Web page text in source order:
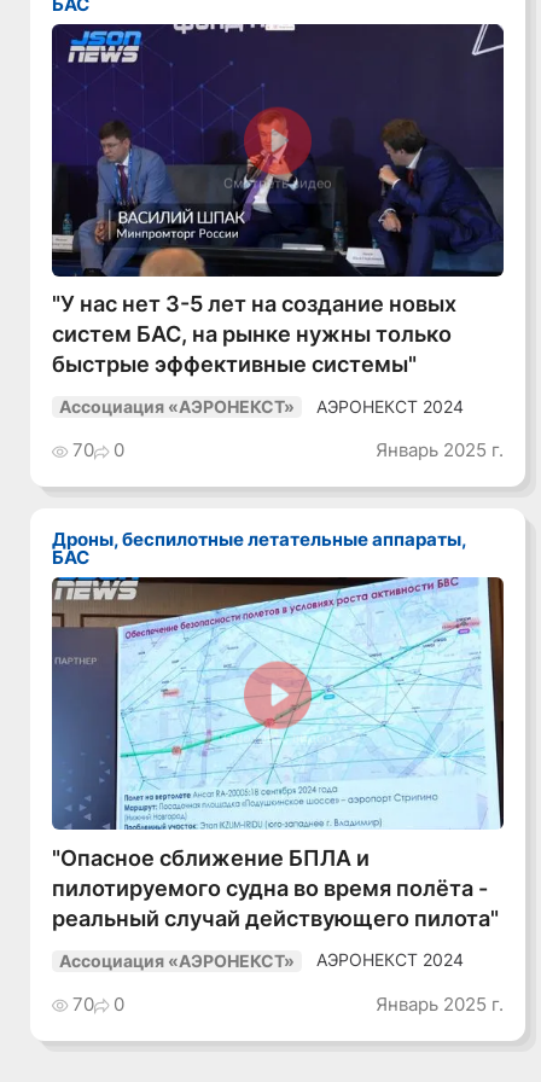
Смотреть видео
"У нас нет 3-5 лет на создание новых
систем БАС, на рынке нужны только
быстрые эффективные системы"
Ассоциация «АЭРОНЕКСТ» АЭРОНЕКСТ 2024
70 0 Январь 2025 г.
Дроны, беспилотные летательные аппараты,
БАС
Смотреть видео
"Опасное сближение БПЛА и
пилотируемого судна во время полёта -
реальный случай действующего пилота"
Ассоциация «АЭРОНЕКСТ» АЭРОНЕКСТ 2024
70 0 Январь 2025 г.